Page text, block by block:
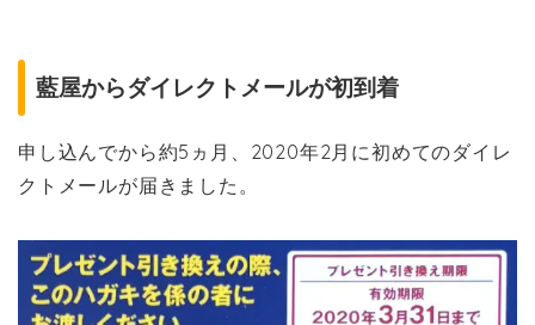
藍屋からダイレクトメールが初到着
申し込んでから約5ヵ月、2020年2月に初めてのダイレ
クトメールが届きました。